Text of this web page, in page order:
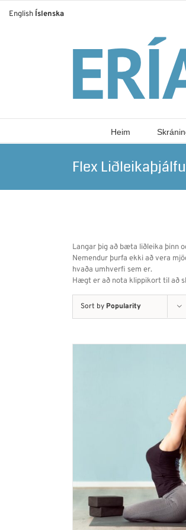
Heim
Flex
Langar þig að bæta liðleika þinn
Nemendur þurfa ekki að vera
hvaða umhverfi sem er.
Hægt er að nota klippikort til að
Sort by Popularity
English Íslenska